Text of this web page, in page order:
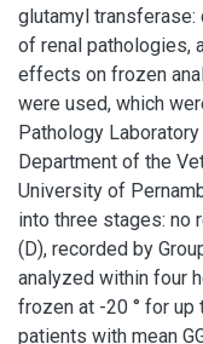
glutamyl transferase:
of renal pathologies,
effects on frozen
were used, which
Pathology
Department of the
University of
into three stages: no
(D), recorded by
analyzed within four
frozen at -20 ° for up
patients with mean